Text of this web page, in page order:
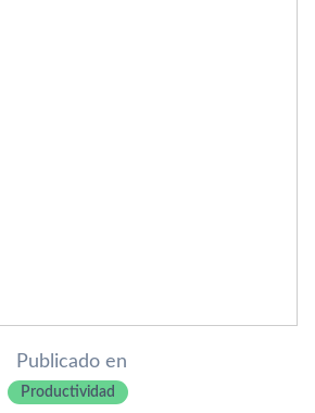
Publicado en
Productividad